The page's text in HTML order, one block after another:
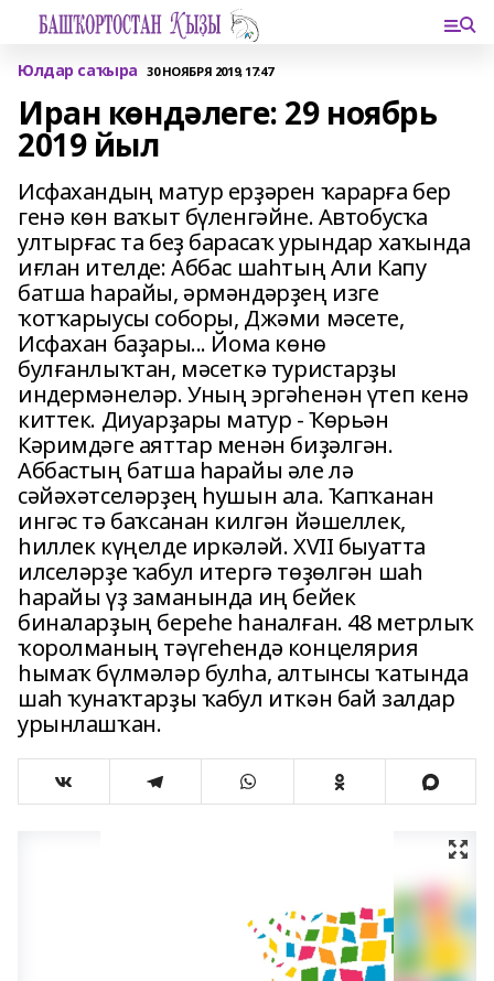
Юлдар саҡыра 30 НОЯБРЯ 2019, 17:47
Иран көндәлеге: 29 ноябрь
2019 йыл
Исфахандың матур ерҙәрен ҡарарға бер
генә көн ваҡыт бүленгәйне. Автобусҡа
ултырғас та беҙ барасаҡ урындар хаҡында
иғлан ителде: Аббас шаһтың Али Капу
батша һарайы, әрмәндәрҙең изге
ҡотҡарыусы соборы, Джәми мәсете,
Исфахан баҙары... Йома көнө
булғанлыҡтан, мәсеткә туристарҙы
индермәнеләр. Уның эргәһенән үтеп кенә
киттек. Диуарҙары матур - Ҡөрьән
Кәримдәге аяттар менән биҙәлгән.
Аббастың батша һарайы әле лә
сәйәхәтселәрҙең һушын ала. Ҡапҡанан
ингәс тә баҡсанан килгән йәшеллек,
һиллек күңелде иркәләй. XVII быуатта
илселәрҙе ҡабул итергә төҙөлгән шаһ
һарайы үҙ заманында иң бейек
биналарҙың береһе һаналған. 48 метрлыҡ
ҡоролманың тәүгеһендә концелярия
һымаҡ бүлмәләр булһа, алтынсы ҡатында
шаһ ҡунаҡтарҙы ҡабул иткән бай залдар
урынлашҡан.